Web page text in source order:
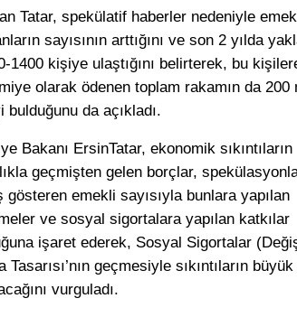
Tatar, spekülatif haberler nedeniyle
sayısının arttığını ve son 2 yılda
1400 kişiye ulaştığını belirterek, bu
olarak ödenen toplam rakamın da 200
bulduğunu da açıkladı.
Bakanı ErsinTatar, ekonomik sıkıntıların
geçmişten gelen borçlar,
gösteren emekli sayısıyla bunlara yapılan
ve sosyal sigortalara yapılan katkılar
işaret ederek, Sosyal Sigortalar
Tasarısı’nın geçmesiyle sıkıntıların
vurguladı.